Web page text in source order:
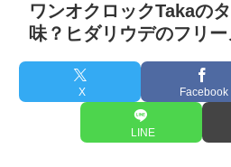
ワンオクロックTakaの
味？ヒダリウデのフリ
X Facebook
LINE